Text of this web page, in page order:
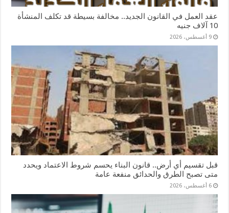
عقد العمل في القانون الجديد.. مخالفة بسيطة قد تكلف المنشأة
10 آلاف جنيه
9 أغسطس، 2026
قبل تقسيم أي أرض.. قانون البناء يحسم شروط الاعتماد ويحدد
متى تصبح الطرق والحدائق منفعة عامة
6 أغسطس، 2026